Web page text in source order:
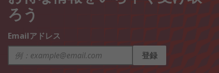
ろう
Emailアドレス
登録